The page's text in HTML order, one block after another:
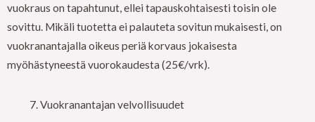
vuokraus on tapahtunut, ellei tapauskohtaisesti toisin ole
sovittu. Mikäli tuotetta ei palauteta sovitun mukaisesti, on
vuokranantajalla oikeus periä korvaus jokaisesta
myöhästyneestä vuorokaudesta (25€/vrk).
Vuokranantajan velvollisuudet